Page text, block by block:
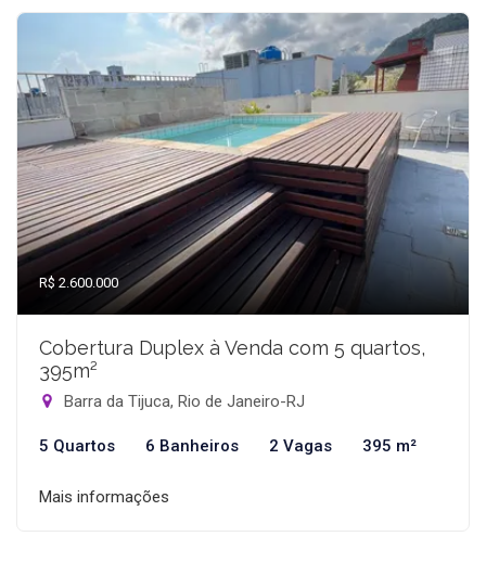
R$ 2.600.000
Cobertura Duplex à Venda com 5 quartos,
395m²
Barra da Tijuca, Rio de Janeiro-RJ
5 Quartos 6 Banheiros 2 Vagas 395 m²
Mais informações